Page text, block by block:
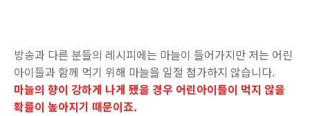
방송과 다른 분들의 레시피에는 마늘이 들어가지만 저는 어린
아이들과 함께 먹기 위해 마늘을 일절 첨가하지 않습니다.
마늘의 향이 강하게 나게 됐을 경우 어린아이들이 먹지 않을
확률이 높아지기 때문이죠.